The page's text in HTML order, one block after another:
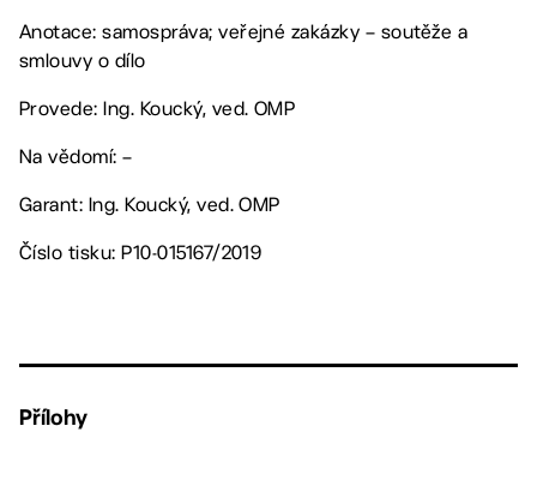
Anotace: samospráva; veřejné zakázky – soutěže a
smlouvy o dílo
Provede: Ing. Koucký, ved. OMP
Na vědomí: –
Garant: Ing. Koucký, ved. OMP
Číslo tisku: P10-015167/2019
Přílohy